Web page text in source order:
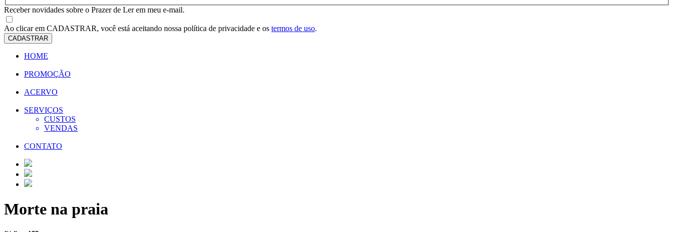
Receber novidades sobre o Prazer de Ler em meu e-mail.
Ao clicar em CADASTRAR, você está aceitando nossa política de privacidade e os termos de uso.
CADASTRAR
HOME
PROMOÇÃO
ACERVO
SERVIÇOS
CUSTOS
VENDAS
CONTATO
Morte na praia